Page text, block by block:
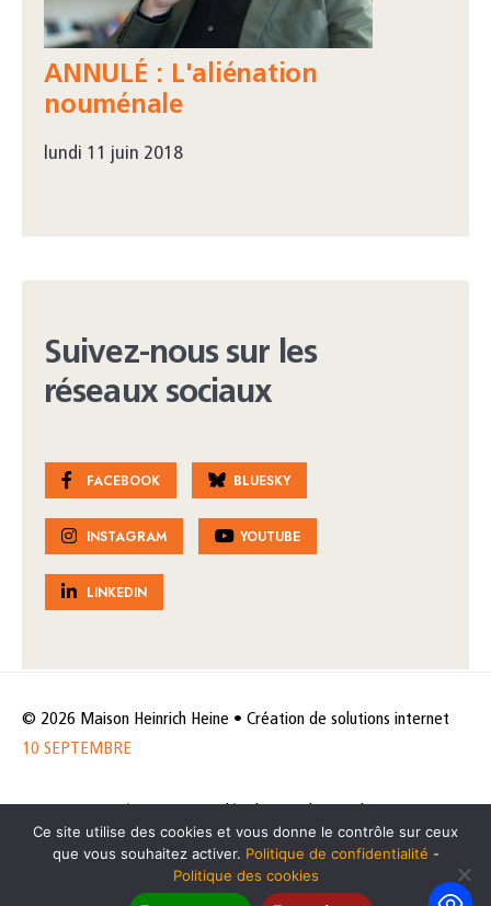
ANNULÉ : L'aliénation
nouménale
lundi 11 juin 2018
Suivez-nous sur les
réseaux sociaux
FACEBOOK BLUESKY
INSTAGRAM YOUTUBE
LINKEDIN
© 2026 Maison Heinrich Heine • Création de solutions internet
10 SEPTEMBRE
de données
Politique des cookies
Ce site utilise des cookies et vous donne le contrôle sur ceux
que vous souhaitez activer. Politique de confidentialité -
Politique des cookies